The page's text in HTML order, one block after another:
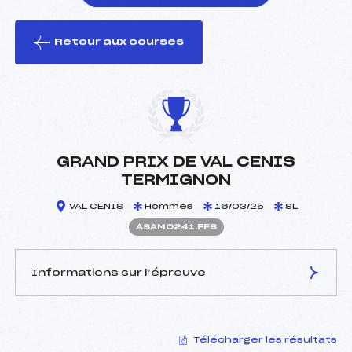
le ski
Retour aux courses
GRAND PRIX DE VAL CENIS
TERMIGNON
VAL CENIS Hommes 16/03/25 SL
ASAM0241.FFS
Informations sur l’épreuve
BURDIN ROBERT (SA)
Télécharger les résultats